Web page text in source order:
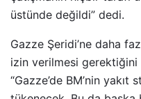
üstünde değildi” dedi.
Gazze Şeridi’ne daha
izin verilmesi gerektiğini
“Gazze’de BM’nin